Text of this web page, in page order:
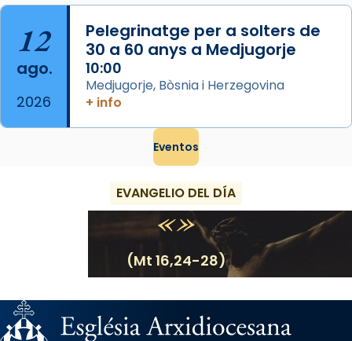
12
ago.
2026
Pelegrinatge per a solters de
30 a 60 anys a Medjugorje
10:00
Medjugorje, Bòsnia i Herzegovina
+ info
Eventos
EVANGELIO DEL DÍA
(Mt 16,24-28)